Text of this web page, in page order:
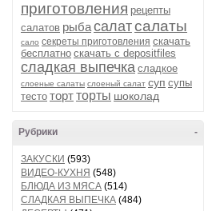
приготовления рецепты
салатов рыбасалатсалаты
сало секреты приготовления скачать
бесплатно скачать с depositfiles
сладкая выпечка сладкое
слоеные салаты слоеный салат суп супы
тесто тортторты шоколад
-
Рубрики
ЗАКУСКИ (593)
ВИДЕО-КУХНЯ (548)
БЛЮДА ИЗ МЯСА (514)
СЛАДКАЯ ВЫПЕЧКА (484)